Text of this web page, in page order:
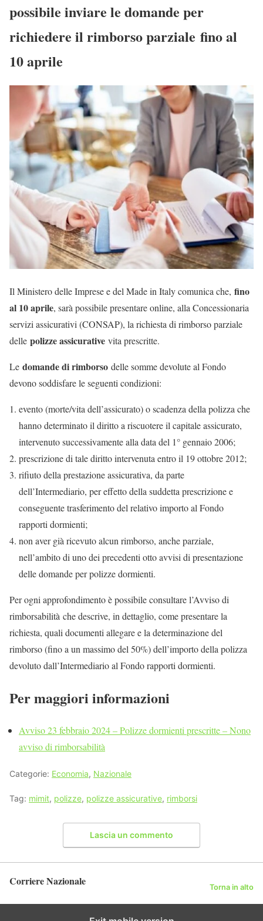
possibile inviare le domande per
richiedere il rimborso parziale fino al
10 aprile
Il Ministero delle Imprese e del Made in Italy comunica che, fino
al 10 aprile, sarà possibile presentare online, alla Concessionaria
servizi assicurativi (CONSAP), la richiesta di rimborso parziale
delle polizze assicurative vita prescritte.
Le domande di rimborso delle somme devolute al Fondo
devono soddisfare le seguenti condizioni:
evento (morte/vita dell’assicurato) o scadenza della polizza che
hanno determinato il diritto a riscuotere il capitale assicurato,
intervenuto successivamente alla data del 1° gennaio 2006;
prescrizione di tale diritto intervenuta entro il 19 ottobre 2012;
rifiuto della prestazione assicurativa, da parte
dell’Intermediario, per effetto della suddetta prescrizione e
conseguente trasferimento del relativo importo al Fondo
rapporti dormienti;
non aver già ricevuto alcun rimborso, anche parziale,
nell’ambito di uno dei precedenti otto avvisi di presentazione
delle domande per polizze dormienti.
Per ogni approfondimento è possibile consultare l’Avviso di
rimborsabilità che descrive, in dettaglio, come presentare la
richiesta, quali documenti allegare e la determinazione del
rimborso (fino a un massimo del 50%) dell’importo della polizza
devoluto dall’Intermediario al Fondo rapporti dormienti.
Per maggiori informazioni
Avviso 23 febbraio 2024 – Polizze dormienti prescritte – Nono
avviso di rimborsabilità
Categorie: Economia, Nazionale
Tag: mimit, polizze, polizze assicurative, rimborsi
Lascia un commento
Corriere Nazionale Torna in alto